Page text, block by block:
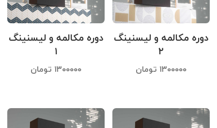
دوره مکالمه و لیسنینگ
۲
۱۳۰۰۰۰۰ تومان
دوره مکالمه و لیسنینگ
۱
۱۳۰۰۰۰۰ تومان